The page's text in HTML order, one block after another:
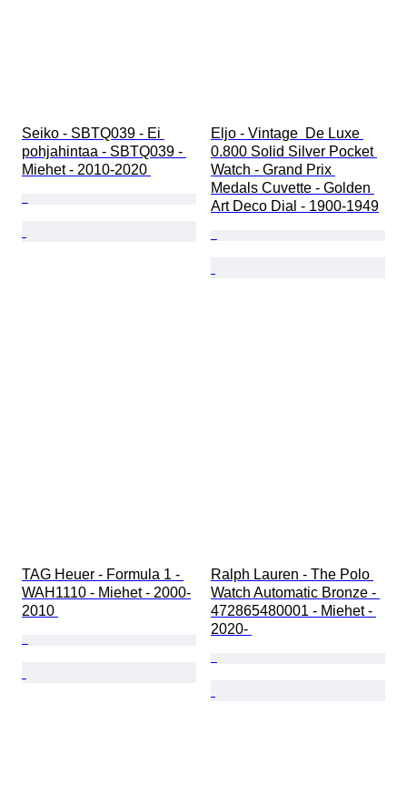
Seiko - SBTQ039 - Ei
pohjahintaa - SBTQ039 -
Miehet - 2010-2020
Eljo - Vintage  De Luxe
0.800 Solid Silver Pocket
Watch - Grand Prix
Medals Cuvette - Golden
Art Deco Dial - 1900-1949
TAG Heuer - Formula 1 -
WAH1110 - Miehet - 2000-
2010
Ralph Lauren - The Polo
Watch Automatic Bronze -
472865480001 - Miehet -
2020-